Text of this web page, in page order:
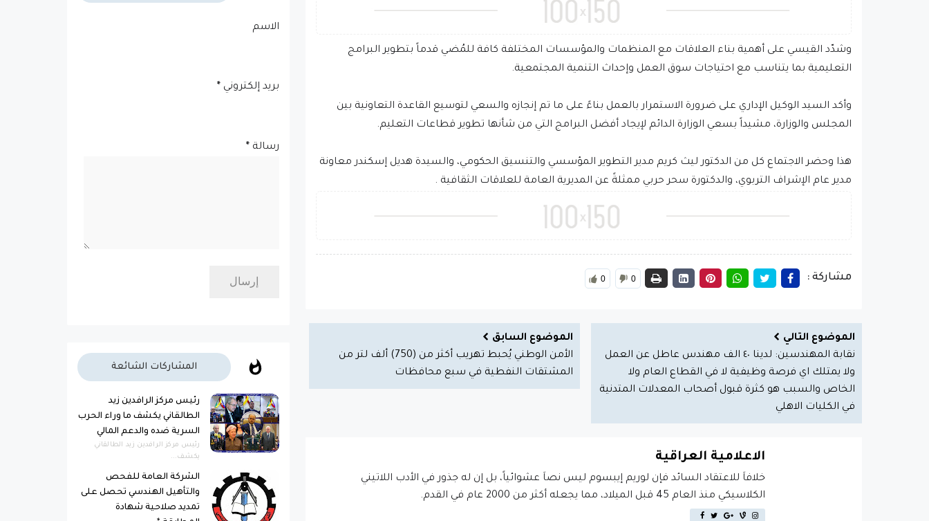
وشدّد القيسي على أهمية بناء العلاقات مع المنظمات والمؤسسات المختلفة كافة للمُضي قدماً بتطوير البرامج
التعليمية بما يتناسب مع احتياجات سوق العمل وإحداث التنمية المجتمعية.
وأكد السيد الوكيل الإداري على ضرورة الاستمرار بالعمل بناءً على ما تم إنجازه والسعي لتوسيع القاعدة التعاونية بين
المجلس والوزارة، مشيداً بسعي الوزارة الدائم لإيجاد أفضل البرامج التي من شأنها تطوير قطاعات التعليم.
هذا وحضر الاجتماع كل من الدكتور ليث كريم مدير التطوير المؤسسي والتنسيق الحكومي، والسيدة هديل إسكندر معاونة
مدير عام الإشراف التربوي، والدكتورة سحر حربي ممثلةً عن المديرية العامة للعلاقات الثقافية .
مشاركة : 0 0
الموضوع التالي
نقابة المهندسين: لدينا ٤٠ الف مهندس عاطل عن العمل
ولا يمتلك اي فرصة وظيفية لا في القطاع العام ولا
الخاص والسبب هو كثرة قبول أصحاب المعدلات المتدنية
في الكليات الاهلي
الموضوع السابق
الأمن الوطني يُحبط تهريب أكثر من (750) ألف لتر من
المشتقات النفطية في سبع محافظات
الاعلامية العراقية
خلافاَ للاعتقاد السائد فإن لوريم إيبسوم ليس نصاَ عشوائياً، بل إن له جذور في الأدب اللاتيني
الكلاسيكي منذ العام 45 قبل الميلاد، مما يجعله أكثر من 2000 عام في القدم.
الاسم
بريد إلكتروني *
رسالة *
المشاركات الشائعة
رئيس مركز الرافدين زيد
الطالقاني يكشف ما وراء الحرب
السرية ضده والدعم المالي
رئيس مركز الرافدين زيد الطالقاني
يكشف...
الشركة العامة للفحص
والتأهيل الهندسي تحصل على
تمديد صلاحية شهادة